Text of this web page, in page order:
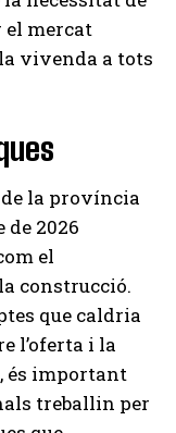
el mercat
vivenda a tots
de la província
2026
el
construcció.
que caldria
l’oferta i la
és important
treballin per